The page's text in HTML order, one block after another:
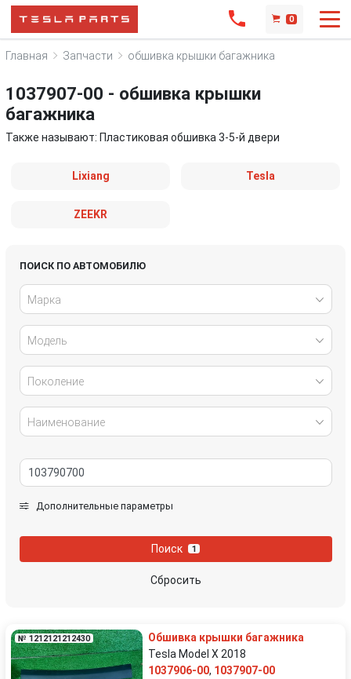
0
Главная Запчасти обшивка крышки багажника
1037907-00 - обшивка крышки
багажника
Также называют: Пластиковая обшивка 3-5-й двери
Lixiang Tesla
ZEEKR
ПОИСК ПО АВТОМОБИЛЮ
Марка
Модель
Поколение
Наименование
Дополнительные параметры
Поиск 1
Сбросить
№ 1212121212430
Обшивка крышки багажника
Tesla Model X 2018
1037906-00, 1037907-00